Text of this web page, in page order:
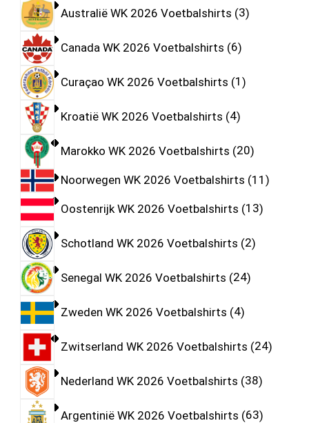
Australië WK 2026 Voetbalshirts 3
Canada WK 2026 Voetbalshirts 6
Curaçao WK 2026 Voetbalshirts 1
Kroatië WK 2026 Voetbalshirts 4
Marokko WK 2026 Voetbalshirts 20
Noorwegen WK 2026 Voetbalshirts 11
Oostenrijk WK 2026 Voetbalshirts 13
Schotland WK 2026 Voetbalshirts 2
Senegal WK 2026 Voetbalshirts 24
Zweden WK 2026 Voetbalshirts 4
Zwitserland WK 2026 Voetbalshirts 24
Nederland WK 2026 Voetbalshirts 38
Argentinië WK 2026 Voetbalshirts 63